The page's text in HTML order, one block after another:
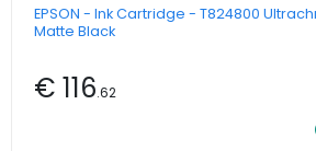
EPSON - Ink Cartridge - T824800
Matte Black
€ 116.62